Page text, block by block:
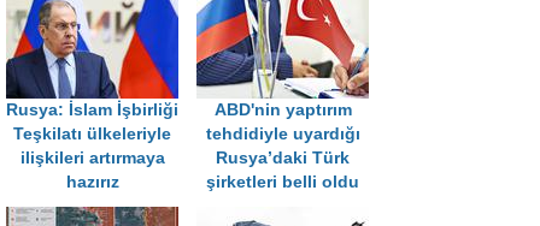
Rusya: İslam İşbirliği
Teşkilatı ülkeleriyle
ilişkileri artırmaya
hazırız
ABD'nin yaptırım
tehdidiyle uyardığı
Rusya’daki Türk
şirketleri belli oldu